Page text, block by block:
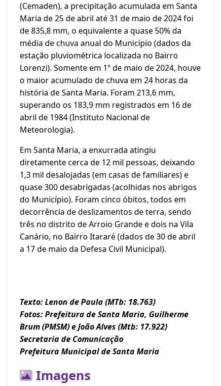
(Cemaden), a precipitação acumulada em Santa
Maria de 25 de abril até 31 de maio de 2024 foi
de 835,8 mm, o equivalente a quase 50% da
média de chuva anual do Município (dados da
estação pluviométrica localizada no Bairro
Lorenzi). Somente em 1º de maio de 2024, houve
o maior acumulado de chuva em 24 horas da
história de Santa Maria. Foram 213,6 mm,
superando os 183,9 mm registrados em 16 de
abril de 1984 (Instituto Nacional de
Meteorologia).
Em Santa Maria, a enxurrada atingiu
diretamente cerca de 12 mil pessoas, deixando
1,3 mil desalojadas (em casas de familiares) e
quase 300 desabrigadas (acolhidas nos abrigos
do Município). Foram cinco óbitos, todos em
decorrência de deslizamentos de terra, sendo
três no distrito de Arroio Grande e dois na Vila
Canário, no Bairro Itararé (dados de 30 de abril
a 17 de maio da Defesa Civil Municipal).
Texto: Lenon de Paula (MTb: 18.763)
Fotos: Prefeitura de Santa Maria, Guilherme
Brum (PMSM) e João Alves (Mtb: 17.922)
Secretaria de Comunicação
Prefeitura Municipal de Santa Maria
Imagens